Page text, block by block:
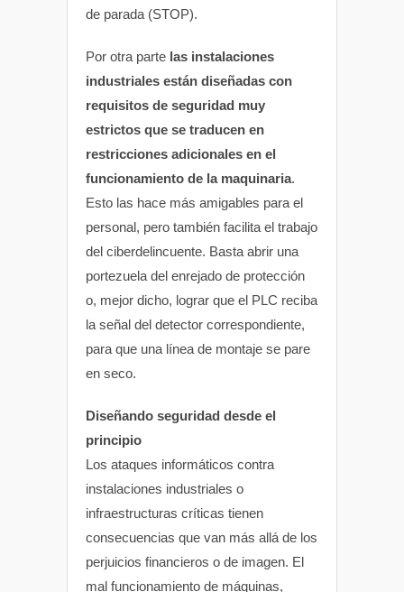
de parada (STOP).
Por otra parte las instalaciones
industriales están diseñadas con
requisitos de seguridad muy
estrictos que se traducen en
restricciones adicionales en el
funcionamiento de la maquinaria.
Esto las hace más amigables para el
personal, pero también facilita el trabajo
del ciberdelincuente. Basta abrir una
portezuela del enrejado de protección
o, mejor dicho, lograr que el PLC reciba
la señal del detector correspondiente,
para que una línea de montaje se pare
en seco.
Diseñando seguridad desde el
principio
Los ataques informáticos contra
instalaciones industriales o
infraestructuras críticas tienen
consecuencias que van más allá de los
perjuicios financieros o de imagen. El
mal funcionamiento de máquinas,